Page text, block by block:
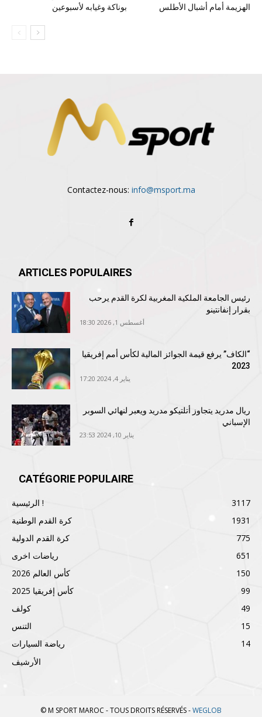
بوناكة وغيابه لأسبوعين
الهزيمة أمام أشبال الأطلس
Contactez-nous: info@msport.ma
ARTICLES POPULAIRES
رئيس الجامعة الملكية المغربية لكرة القدم يرحب
بقرار إنفانتينو
أغسطس 1, 2026 18:30
“الكاف” يرفع قيمة الجوائز المالية لكأس أمم إفريقيا
2023
يناير 4, 2024 17:20
ريال مدريد يتجاوز أتلتيكو مدريد ويعبر لنهائي السوبر
الإسباني
يناير 10, 2024 23:53
CATÉGORIE POPULAIRE
الرئيسية !
3117
كرة القدم الوطنية
1931
كرة القدم الدولية
775
رياضات اخرى
651
كأس العالم 2026
150
كأس إفريقيا 2025
99
كولف
49
التنس
15
رياضة السيارات
14
الأرشيف
© M SPORT MAROC - TOUS DROITS RÉSERVÉS -WEGLOB